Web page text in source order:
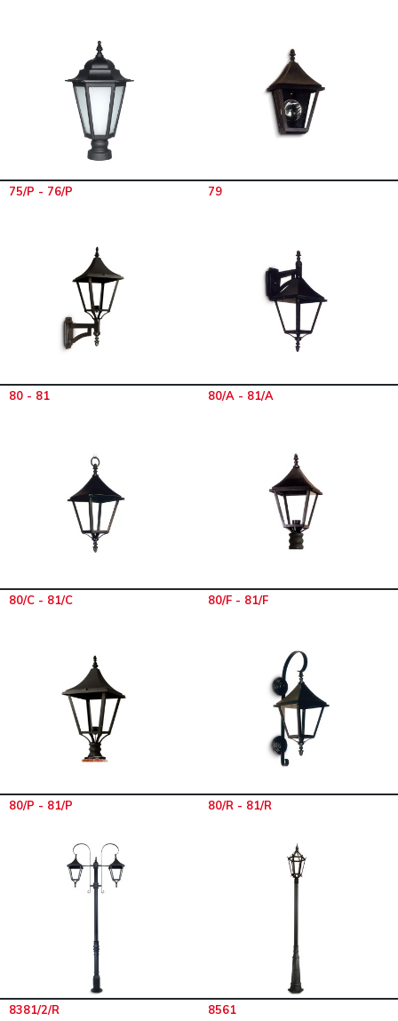
75/P - 76/P 79
80 - 81 80/A - 81/A
80/C - 81/C 80/F - 81/F
80/P - 81/P 80/R - 81/R
8381/2/R 8561